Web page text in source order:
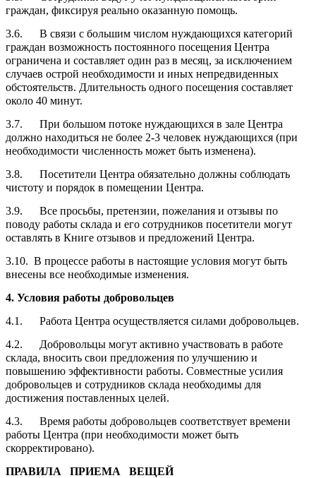
граждан, фиксируя реально оказанную помощь.
3.6. В связи с большим числом нуждающихся категорий
граждан возможность постоянного посещения Центра
ограничена и составляет один раз в месяц, за исключением
случаев острой необходимости и иных непредвиденных
обстоятельств. Длительность одного посещения составляет
около 40 минут.
3.7. При большом потоке нуждающихся в зале Центра
должно находиться не более 2-3 человек нуждающихся (при
необходимости численность может быть изменена).
3.8. Посетители Центра обязательно должны соблюдать
чистоту и порядок в помещении Центра.
3.9. Все просьбы, претензии, пожелания и отзывы по
поводу работы склада и его сотрудников посетители могут
оставлять в Книге отзывов и предложений Центра.
3.10. В процессе работы в настоящие условия могут быть
внесены все необходимые изменения.
4. Условия работы добровольцев
4.1. Работа Центра осуществляется силами добровольцев.
4.2. Добровольцы могут активно участвовать в работе
склада, вносить свои предложения по улучшению и
повышению эффективности работы. Совместные усилия
добровольцев и сотрудников склада необходимы для
достижения поставленных целей.
4.3. Время работы добровольцев соответствует времени
работы Центра (при необходимости может быть
скорректировано).
ПРАВИЛА ПРИЕМА ВЕЩЕЙ